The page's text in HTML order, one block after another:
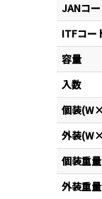
JANコ
ITFコー
容量
入数
個装
外装
個装重量
外装重量